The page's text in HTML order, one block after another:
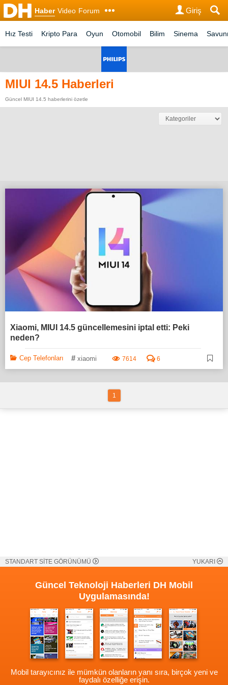
Haber Video Forum Giriş
Hız Testi Kripto Para Oyun Otomobil Bilim Sinema
MIUI 14.5 Haberleri
Güncel MIUI 14.5 haberlerini özetle
Xiaomi, MIUI 14.5 güncellemesini iptal etti: Peki
neden?
Cep Telefonları # xiaomi 7614 6
1
STANDART SİTE GÖRÜNÜMÜ YUKARI
Güncel Teknoloji Haberleri DH Mobil
Uygulamasında!
Mobil tarayıcınız ile mümkün olanların yanı sıra, birçok yeni ve
faydalı özelliğe erişin.